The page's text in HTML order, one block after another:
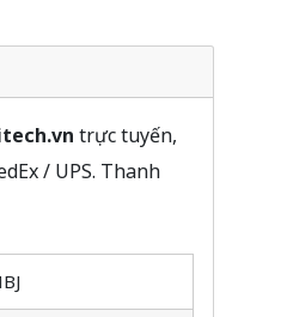
trực tuyến,
/ UPS. Thanh